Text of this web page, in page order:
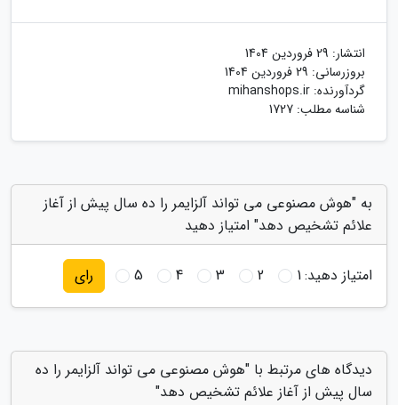
انتشار: 29 فروردین 1404
بروزرسانی: 29 فروردین 1404
گردآورنده: mihanshops.ir
شناسه مطلب: 1727
به "هوش مصنوعی می تواند آلزایمر را ده سال پیش از آغاز
علائم تشخیص دهد" امتیاز دهید
امتیاز دهید:1
2
3
4
5 رای
دیدگاه های مرتبط با "هوش مصنوعی می تواند آلزایمر را ده
سال پیش از آغاز علائم تشخیص دهد"